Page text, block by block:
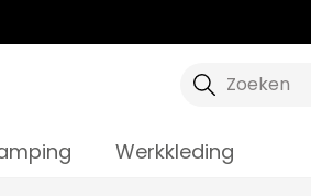
Zoeken
Werkkleding